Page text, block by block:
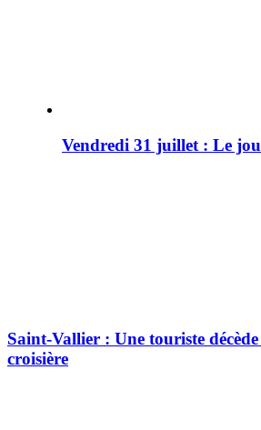
Vendredi 31 juillet : Le
Saint-Vallier : Une touriste
croisière